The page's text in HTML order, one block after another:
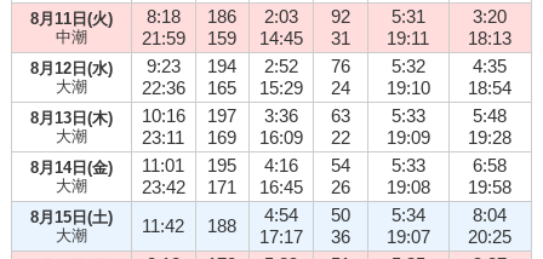
8月11日(火)
中潮
8:18
21:59
186
159
2:03
14:45
92
31
5:31
19:11
3:20
18:13
8月12日(水)
大潮
9:23
22:36
194
165
2:52
15:29
76
24
5:32
19:10
4:35
18:54
8月13日(木)
大潮
10:16
23:11
197
169
3:36
16:09
63
22
5:33
19:09
5:48
19:28
8月14日(金)
大潮
11:01
23:42
195
171
4:16
16:45
54
26
5:33
19:08
6:58
19:58
8月15日(土)
大潮
11:42 188
4:54
17:17
50
36
5:34
19:07
8:04
20:25